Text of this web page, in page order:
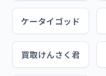
ケータイゴッド
買取けんさく君